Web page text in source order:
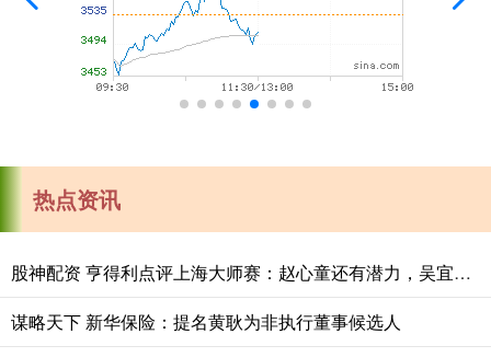
热点资讯
股神配资 亨得利点评上海大师赛：赵心童还有潜力，吴宜泽需注重细节
谋略天下 新华保险：提名黄耿为非执行董事候选人